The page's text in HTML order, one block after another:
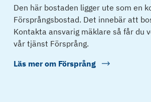
Den här bostaden ligger ute som en
Försprångsbostad. Det innebär att
Kontakta ansvarig mäklare så får du
vår tjänst Försprång.
Läs mer om Försprång